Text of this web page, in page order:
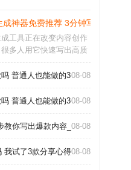
成神器免费推荐 3分钟写出爆款文
工具正在改变内容创作
多人用它快速写出高质
半年多，从最初的怀疑
主角。它能帮你突破灵
普通人也能做的3个神器_
08-08
普通人也能做的3个神器_
08-08
你写出爆款内容_ 08-08
我试了3款分享心得_08-08